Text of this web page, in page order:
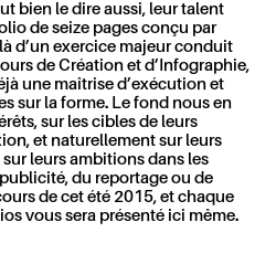
bien le dire aussi, leur talent
de seize pages conçu par
d’un exercice majeur conduit
de Création et d’Infographie,
une maîtrise d’exécution et
sur la forme. Le fond nous en
sur les cibles de leurs
et naturellement sur leurs
leurs ambitions dans les
du reportage ou de
de cet été 2015, et chaque
vous sera présenté ici même.